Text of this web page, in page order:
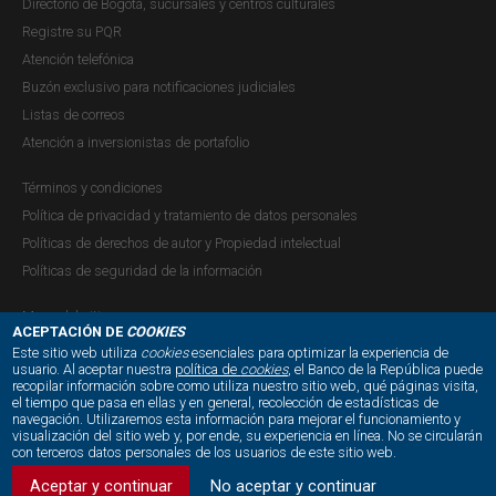
ACEPTACIÓN DE COOKIES
Este sitio web utiliza cookiesesenciales para optimizar la experiencia de
usuario. Al aceptar nuestra política de cookies, el Banco de la República puede
recopilar información sobre como utiliza nuestro sitio web, qué páginas visita,
el tiempo que pasa en ellas y en general, recolección de estadísticas de
navegación. Utilizaremos esta información para mejorar el funcionamiento y
visualización del sitio web y, por ende, su experiencia en línea. No se circularán
con terceros datos personales de los usuarios de este sitio web.
Aceptar y continuar No aceptar y continuar
Directorio de Bogotá, sucursales y centros culturales
Registre su PQR
Atención telefónica
Buzón exclusivo para notificaciones judiciales
Listas de correos
Atención a inversionistas de portafolio
Términos y condiciones
Política de privacidad y tratamiento de datos personales
Políticas de derechos de autor y Propiedad intelectual
Políticas de seguridad de la información
Mapa del sitio
NUESTRAS REDES SOCIALES: